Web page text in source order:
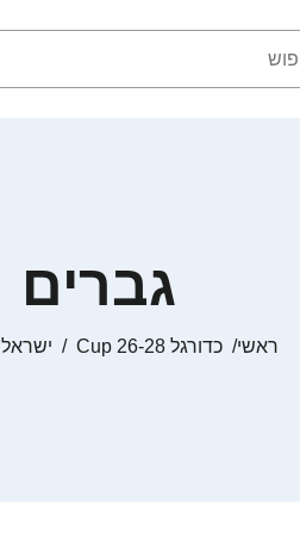
גברים
ראשי כדורגל Cup 26-28 ישראל